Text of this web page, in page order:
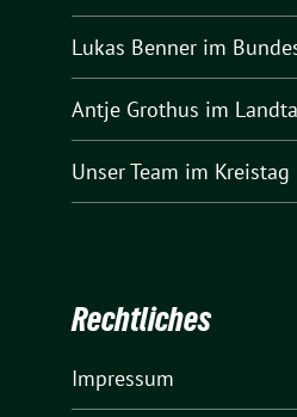
Lukas Benner im
Antje Grothus im
Unser Team im Kreistag
Rechtliches
Impressum